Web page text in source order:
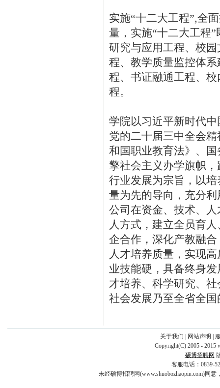
实施“十二大工程”,全
量，实施“十二大工程
研究与应用工程、校
程、教学质量监控体
程、书证融通工程、
程。
学院以习近平新时代
党的二十届三中全会
和国职业教育法》、
擎社会主义办学旗帜
行业发展为宗旨，以
量为先的导向，充分
公司在资金、技术、
人方式，建立全员育
企合作，深化产教融
人才培养质量，实现
业技能硬，具备终身
才培养、科学研究、
社会发展乃至全省全
关于我们 网站声明
Copyright(C) 2005 - 2015
硕博招聘网
客服电话：0839-
未经硕博招聘网(www.shuobozhaopin.com)同